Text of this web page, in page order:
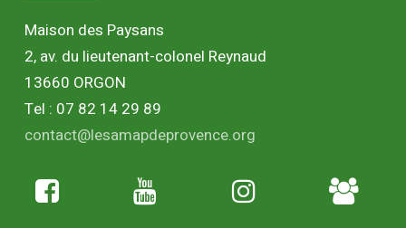
Maison des Paysans
2, av. du lieutenant-colonel Reynaud
13660 ORGON
Tel : 07 82 14 29 89
contact@lesamapdeprovence.org
Adhésion
paysan